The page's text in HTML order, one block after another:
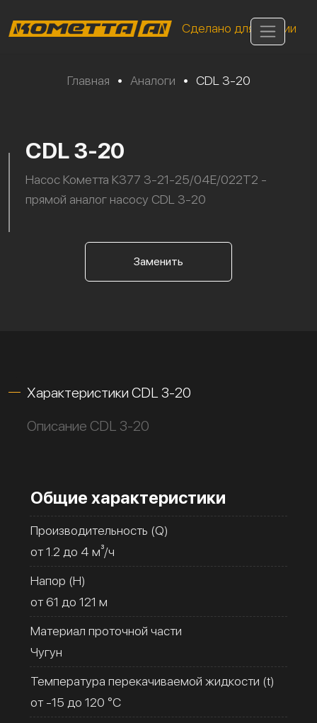
Сделано для России
Главная • Аналоги • CDL 3-20
CDL 3-20
Насос Кометта К377 3-21-25/04Е/022Т2 -
прямой аналог насосу CDL 3-20
Заменить
Характеристики CDL 3-20
Описание CDL 3-20
Общие характеристики
Производительность (Q)
от 1.2 до 4 м³/ч
Напор (H)
от 61 до 121 м
Материал проточной части
Чугун
Температура перекачиваемой жидкости (t)
от -15 до 120 °C